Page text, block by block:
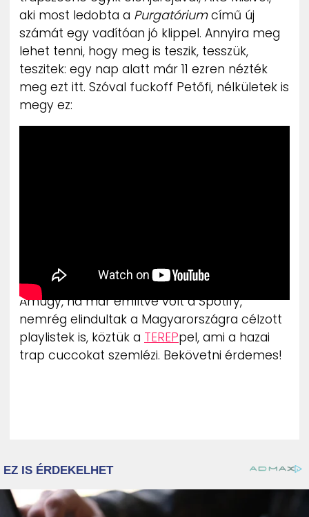
aki most ledobta a Purgatóriumcímű új
számát egy vadítóan jó klippel. Annyira meg
lehet tenni, hogy meg is teszik, tesszük,
teszitek: egy nap alatt már 11 ezren nézték
meg ezt itt. Szóval fuckoff Petőfi, nélkületek is
megy ez:
Amúgy, ha már említve volt a Spotify,
nemrég elindultak a Magyarországra célzott
playlistek is, köztük a TEREPpel, ami a hazai
trap cuccokat szemlézi. Bekövetni érdemes!